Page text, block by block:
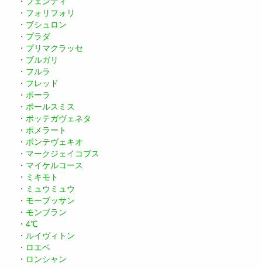
・ フォリフォリ
・ ブシュロン
・ プラダ
・ プリマクラッセ
・ ブルガリ
・ フルラ
・ フレッド
・ ポーラ
・ ポールスミス
・ ボッテガヴェネタ
・ ポメラート
・ ポンテヴェキオ
・ マークジェイコブス
・ マイケルコース
・ ミキモト
・ ミュウミュウ
・ モーブッサン
・ モンブラン
・ 4℃
・ ルイヴィトン
・ ロエベ
・ ロンシャン